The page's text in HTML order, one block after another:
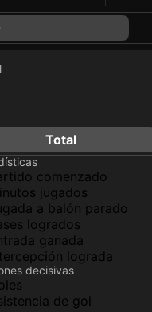
Total
comenzado
minutos jugados
a balón parado
logrados
ganada
lograda
decisivas
de gol